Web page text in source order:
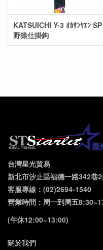
KATSUICHI Y-3 ｵｶｻﾝﾔｴﾝ SP
野猿仕掛鉤
台灣星光貿易
新北市汐止區福德一路342巷
客服專線：(02)2694-1540
營業時間：周一到周五
(午休12:00~13:00)
關於我們